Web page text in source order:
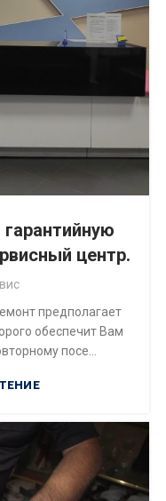
центр.
предполагает
обеспечит Вам
посе...